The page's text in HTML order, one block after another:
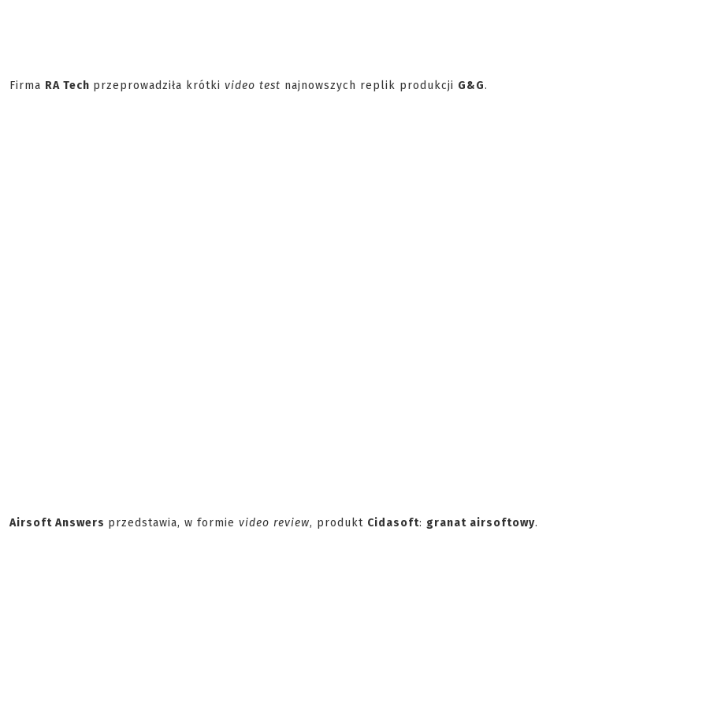
Firma RA Tech przeprowadziła krótki video test najnowszych replik produkcji G&G.
Airsoft Answers przedstawia, w formie video review, produkt Cidasoft: granat airsoftowy.